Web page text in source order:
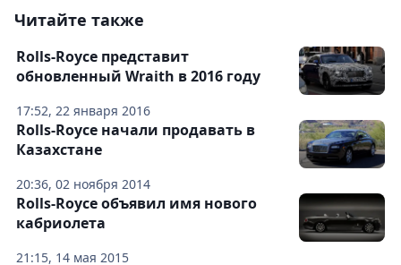
Читайте также
17:52, 22 января 2016
Rolls-Royce представит
обновленный Wraith в 2016 году
20:36, 02 ноября 2014
Rolls-Royce начали продавать в
Казахстане
21:15, 14 мая 2015
Rolls-Royce объявил имя нового
кабриолета